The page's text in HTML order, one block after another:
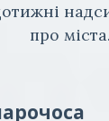
про міста.